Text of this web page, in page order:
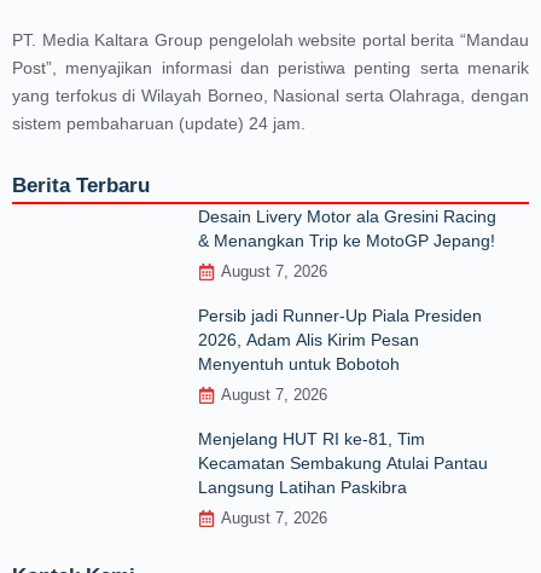
PT. Media Kaltara Group pengelolah website portal berita “Mandau
Post”, menyajikan informasi dan peristiwa penting serta menarik
yang terfokus di Wilayah Borneo, Nasional serta Olahraga, dengan
sistem pembaharuan (update) 24 jam.
Berita Terbaru
Desain Livery Motor ala Gresini Racing
& Menangkan Trip ke MotoGP Jepang!
August 7, 2026
Persib jadi Runner-Up Piala Presiden
2026, Adam Alis Kirim Pesan
Menyentuh untuk Bobotoh
August 7, 2026
Menjelang HUT RI ke‑81, Tim
Kecamatan Sembakung Atulai Pantau
Langsung Latihan Paskibra
August 7, 2026